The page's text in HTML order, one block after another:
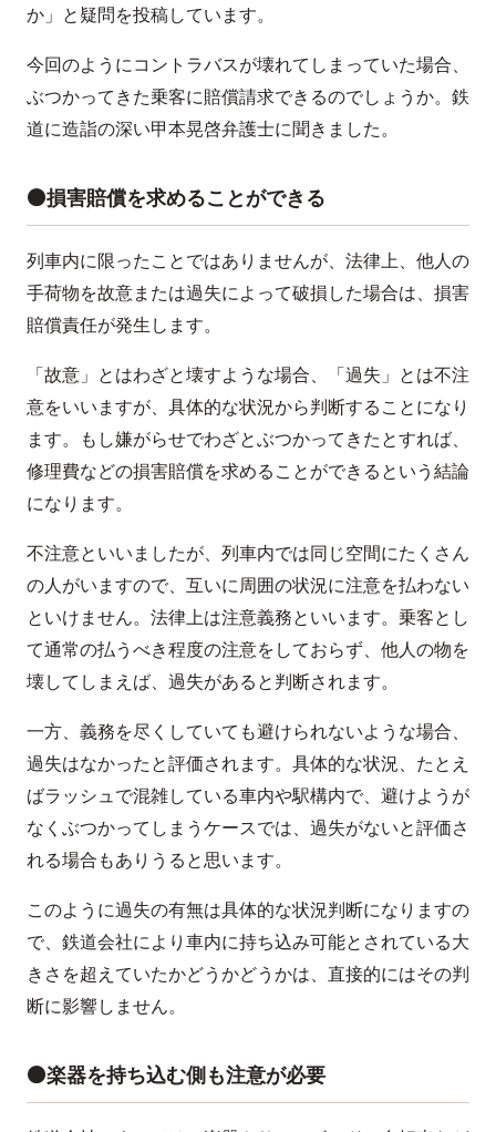
か」と疑問を投稿しています。
今回のようにコントラバスが壊れてしまっていた場合、
ぶつかってきた乗客に賠償請求できるのでしょうか。鉄
道に造詣の深い甲本晃啓弁護士に聞きました。
⚫️損害賠償を求めることができる
列車内に限ったことではありませんが、法律上、他人の
手荷物を故意または過失によって破損した場合は、損害
賠償責任が発生します。
「故意」とはわざと壊すような場合、「過失」とは不注
意をいいますが、具体的な状況から判断することになり
ます。もし嫌がらせでわざとぶつかってきたとすれば、
修理費などの損害賠償を求めることができるという結論
になります。
不注意といいましたが、列車内では同じ空間にたくさん
の人がいますので、互いに周囲の状況に注意を払わない
といけません。法律上は注意義務といいます。乗客とし
て通常の払うべき程度の注意をしておらず、他人の物を
壊してしまえば、過失があると判断されます。
一方、義務を尽くしていても避けられないような場合、
過失はなかったと評価されます。具体的な状況、たとえ
ばラッシュで混雑している車内や駅構内で、避けようが
なくぶつかってしまうケースでは、過失がないと評価さ
れる場合もありうると思います。
このように過失の有無は具体的な状況判断になりますの
で、鉄道会社により車内に持ち込み可能とされている大
きさを超えていたかどうかどうかは、直接的にはその判
断に影響しません。
⚫️楽器を持ち込む側も注意が必要